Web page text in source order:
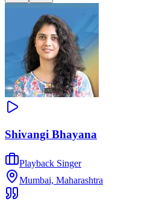
Shivangi Bhayana
Playback Singer
Mumbai, Maharashtra